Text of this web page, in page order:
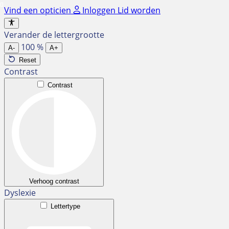
Ga
naar
de
inhoud
Vind een opticien Inloggen Lid worden
Verander de lettergrootte
A- 100%
A+
Reset
Contrast
Contrast
Verhoog contrast
Dyslexie
Lettertype